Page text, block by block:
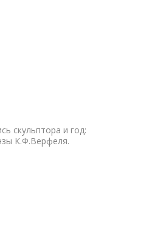
скульптора и год:
К.Ф.Верфеля.